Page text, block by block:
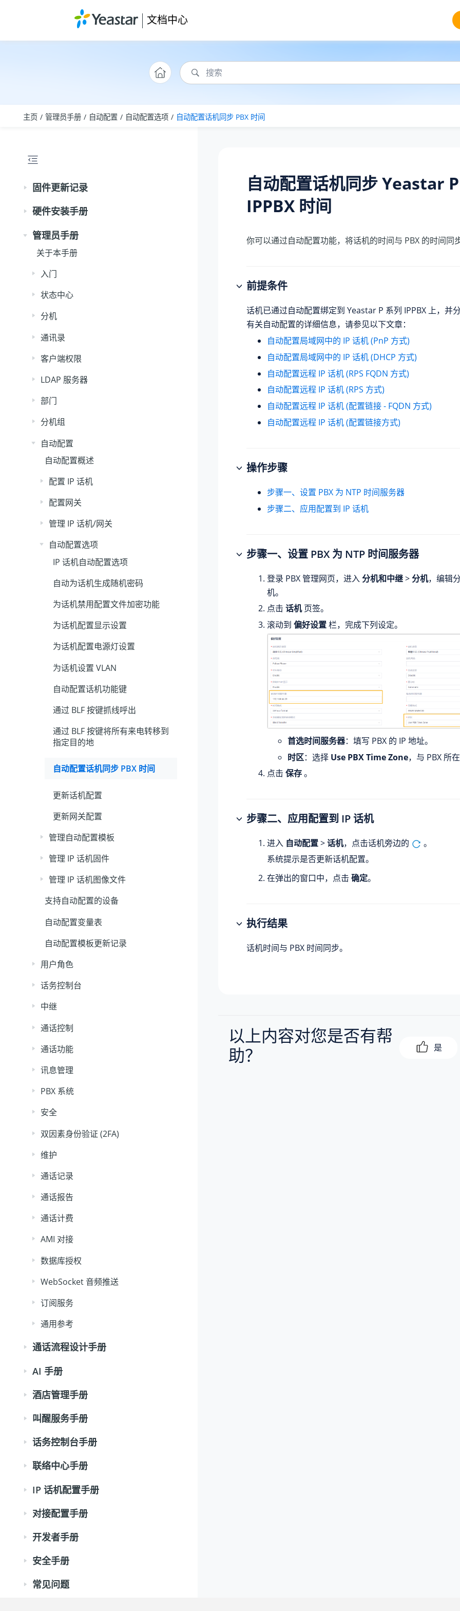
文档中心
主页 管理员手册 自动配置 自动配置选项 自动配置话机同步 PBX 时间
固件更新记录
硬件安装手册
管理员手册
关于本手册
入门
状态中心
分机
通讯录
客户端权限
LDAP 服务器
部门
分机组
自动配置
自动配置概述
配置 IP 话机
配置网关
管理 IP 话机/网关
自动配置选项
IP 话机自动配置选项
自动为话机生成随机密码
为话机禁用配置文件加密功能
为话机配置显示设置
为话机配置电源灯设置
为话机设置 VLAN
自动配置话机功能键
通过 BLF 按键抓线呼出
通过 BLF 按键将所有来电转移到
指定目的地
自动配置话机同步 PBX 时间
更新话机配置
更新网关配置
管理自动配置模板
管理 IP 话机固件
管理 IP 话机图像文件
支持自动配置的设备
自动配置变量表
自动配置模板更新记录
用户角色
话务控制台
中继
通话控制
通话功能
讯息管理
PBX 系统
安全
双因素身份验证 (2FA)
维护
通话记录
通话报告
通话计费
AMI 对接
数据库授权
WebSocket 音频推送
订阅服务
通用参考
通话流程设计手册
AI 手册
酒店管理手册
叫醒服务手册
话务控制台手册
联络中心手册
IP 话机配置手册
对接配置手册
开发者手册
安全手册
常见问题
自动配置话机同步Yeastar
IPPBX 时间
你可以通过自动配置功能，将话机的时间与 PBX 的时间同
前提条件
话机已通过自动配置绑定到 Yeastar P 系列 IPPBX 上，并
有关自动配置的详细信息，请参见以下文章：
自动配置局域网中的 IP 话机 (PnP 方式)
自动配置局域网中的 IP 话机 (DHCP 方式)
自动配置远程 IP 话机 (RPS FQDN 方式)
自动配置远程 IP 话机 (RPS 方式)
自动配置远程 IP 话机 (配置链接 - FQDN 方式)
自动配置远程 IP 话机 (配置链接方式)
操作步骤
步骤一、设置 PBX 为 NTP 时间服务器
步骤二、应用配置到 IP 话机
步骤一、设置 PBX 为 NTP 时间服务器
登录 PBX 管理网页，进入分机和中继>分机，编辑
机。
点击 话机页签。
滚动到 偏好设置栏，完成下列设定。
首选时间服务器：填写 PBX 的 IP 地址。
时区：选择 Use PBX Time Zone，与 PBX 所
点击 保存。
步骤二、应用配置到 IP 话机
进入 自动配置>话机，点击话机旁边的
。
系统提示是否更新话机配置。
在弹出的窗口中，点击 确定。
执行结果
话机时间与 PBX 时间同步。
以上内容对您是否有帮
助？
是